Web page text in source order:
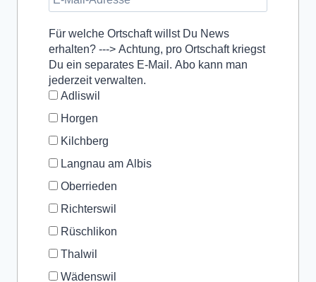
Für welche Ortschaft willst Du News
erhalten? ---> Achtung, pro Ortschaft kriegst
Du ein separates E-Mail. Abo kann man
jederzeit verwalten.
Adliswil
Horgen
Kilchberg
Langnau am Albis
Oberrieden
Richterswil
Rüschlikon
Thalwil
Wädenswil